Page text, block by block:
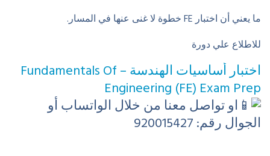
ما يعني أن اختبارFEخطوة لا غنى عنها في المسار.
للاطلاع علي دورة
اختبار أساسيات الهندسة – Fundamentals Of
Engineering (FE) Exam Prep
اوتواصل معنا من خلال الواتساب أو
الجوال رقم: 920015427